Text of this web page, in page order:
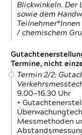
Blickwinkeln. Der
sowie dem
/ chemischem
Termine, nicht
Termin 2/2:
9.00—16.30 Uhr
+
Messmethoden